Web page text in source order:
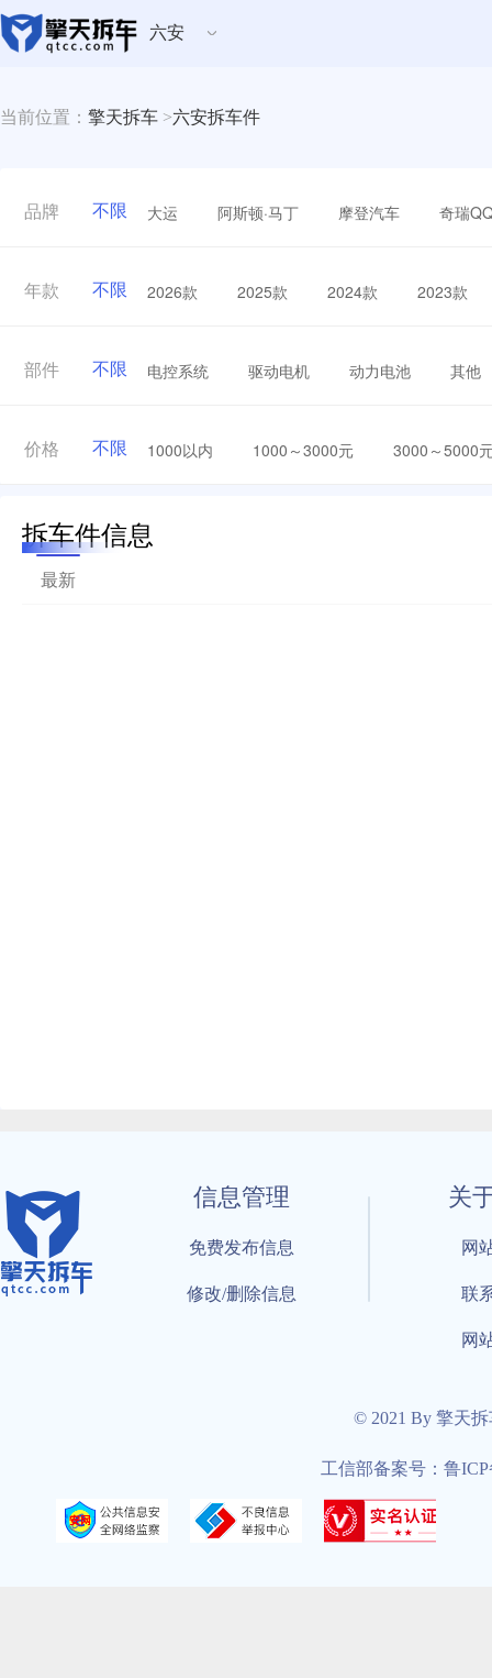
六安
当前位置： 擎天拆车 >六安拆车件
品牌 不限 大运 阿斯顿·马丁 摩登汽车 奇瑞
年款 不限 2026款 2025款 2024款 2023款
部件 不限 电控系统 驱动电机 动力电池 其他
价格 不限 1000以内 1000～3000元 3000～5000
拆车件信息
最新
信息管理
免费发布信息
修改/删除信息
关
网
联
网
© 2021 By 擎天
工信部备案号：鲁